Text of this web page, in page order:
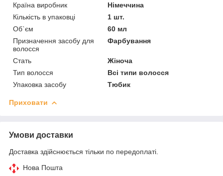
Країна виробник
Німеччина
Кількість в упаковці
1 шт.
Об`єм
60 мл
Призначення засобу для
волосся
Фарбування
Стать
Жіноча
Тип волосся
Всі типи волосся
Упаковка засобу
Тюбик
Приховати
Умови доставки
Доставка здійснюється тільки по передоплаті.
Нова Пошта